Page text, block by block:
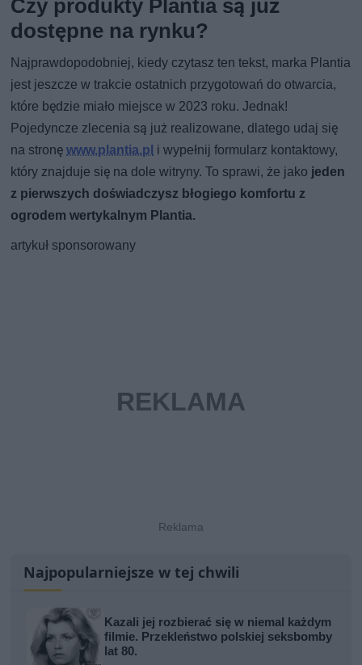
Czy produkty Plantia są już
dostępne na rynku?
Najprawdopodobniej, kiedy czytasz ten tekst, marka Plantia
jest jeszcze w trakcie ostatnich przygotowań do otwarcia,
które będzie miało miejsce w 2023 roku. Jednak!
Pojedyncze zlecenia są już realizowane, dlatego udaj się
na stronęwww.plantia.pl i wypełnij formularz kontaktowy,
który znajduje się na dole witryny. To sprawi, że jako jeden
z pierwszych doświadczysz błogiego komfortu z
ogrodem wertykalnym Plantia.
artykuł sponsorowany
Najpopularniejsze w tej chwili
Kazali jej rozbierać się w niemal każdym
filmie. Przekleństwo polskiej seksbomby
lat 80.